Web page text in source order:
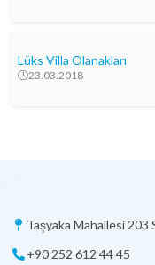
Lüks Villa Olanakları
23.03.2018
Taşyaka Mahallesi
+90 252 612 44 45